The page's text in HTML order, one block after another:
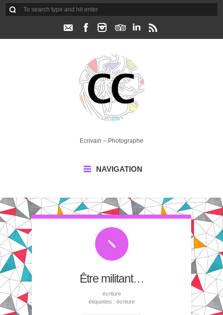
Ecrivain – Photographe
NAVIGATION
Être militant…
écriture
étiquettes : écriture